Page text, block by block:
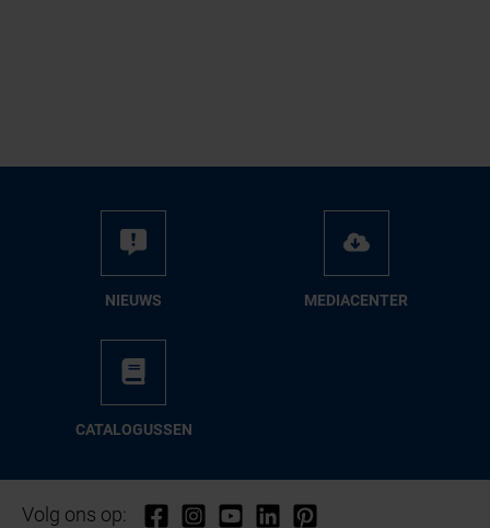
NIEUWS ME­DIA­CEN­TER
CA­TA­LO­GUS­SEN
Volg ons op: